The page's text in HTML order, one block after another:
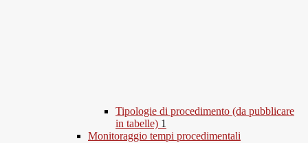
Tipologie di procedimento (da pubblicare
in tabelle) 1
Monitoraggio tempi procedimentali